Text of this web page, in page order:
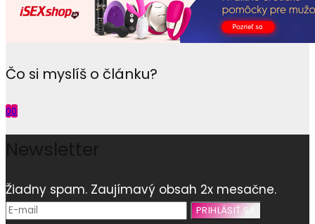
Čo si myslíš o článku?
00
Žiadny spam. Zaujímavý obsah 2x mesačne.